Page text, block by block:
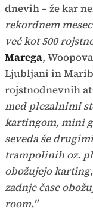
dnevih – že kar
rekordnem
več kot 500
Marega,
Ljubljani in
rojstnodnevnih
med plezalnimi
kartingom, mini
seveda še
trampolinih oz.
obožujejo
zadnje čase
room."